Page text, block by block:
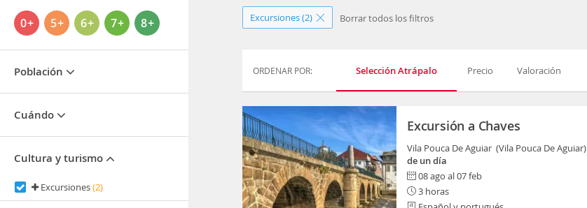
0+ 5+ 6+ 7+ 8+
Población
Cuándo
Cultura y turismo
Excursiones(2)
Excursiones (2) Borrar todos los filtros
ORDENAR POR: Selección Atrápalo Precio Valoración
Excursión a Chaves
Vila Pouca De Aguiar (Vila Pouca De Aguiar)
de un día
08 ago al 07 feb
3 horas